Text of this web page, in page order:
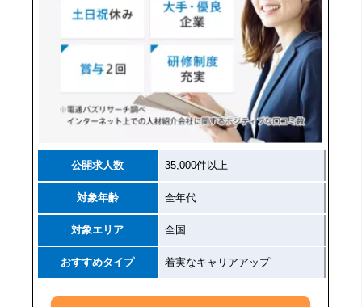
公開求人数 35,000件以上
対象年齢 全年代
対象エリア 全国
おすすめタイプ 着実なキャリアアップ